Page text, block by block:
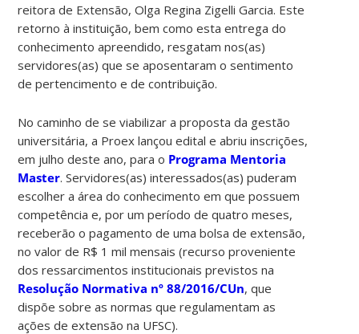
reitora de Extensão, Olga Regina Zigelli Garcia. Este
retorno à instituição, bem como esta entrega do
conhecimento apreendido, resgatam nos(as)
servidores(as) que se aposentaram o sentimento
de pertencimento e de contribuição.
No caminho de se viabilizar a proposta da gestão
universitária, a Proex lançou edital e abriu inscrições,
em julho deste ano, para o Programa Mentoria
Master. Servidores(as) interessados(as) puderam
escolher a área do conhecimento em que possuem
competência e, por um período de quatro meses,
receberão o pagamento de uma bolsa de extensão,
no valor de R$ 1 mil mensais (recurso proveniente
dos ressarcimentos institucionais previstos na
Resolução Normativa nº 88/2016/CUn, que
dispõe sobre as normas que regulamentam as
ações de extensão na UFSC).